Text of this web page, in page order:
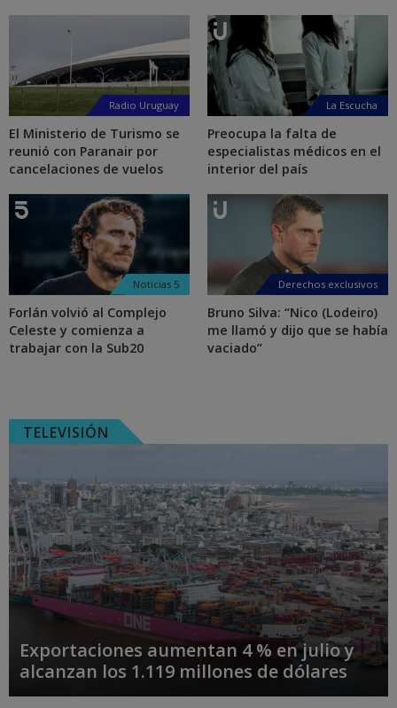
Radio Uruguay
El Ministerio de Turismo se
reunió con Paranair por
cancelaciones de vuelos
La Escucha
Preocupa la falta de
especialistas médicos en el
interior del país
Noticias 5
Forlán volvió al Complejo
Celeste y comienza a
trabajar con la Sub20
Derechos exclusivos
Bruno Silva: “Nico (Lodeiro)
me llamó y dijo que se había
vaciado”
TELEVISIÓN
Exportaciones aumentan 4 % en julio y
alcanzan los 1.119 millones de dólares